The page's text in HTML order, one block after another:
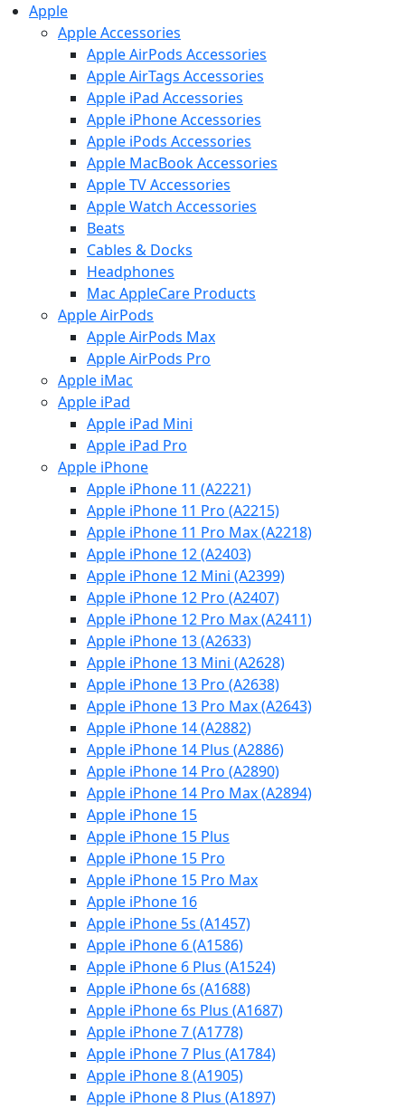
Apple
Apple Accessories
Apple AirPods Accessories
Apple AirTags Accessories
Apple iPad Accessories
Apple iPhone Accessories
Apple iPods Accessories
Apple MacBook Accessories
Apple TV Accessories
Apple Watch Accessories
Beats
Cables & Docks
Headphones
Mac AppleCare Products
Apple AirPods
Apple AirPods Max
Apple AirPods Pro
Apple iMac
Apple iPad
Apple iPad Mini
Apple iPad Pro
Apple iPhone
Apple iPhone 11 (A2221)
Apple iPhone 11 Pro (A2215)
Apple iPhone 11 Pro Max (A2218)
Apple iPhone 12 (A2403)
Apple iPhone 12 Mini (A2399)
Apple iPhone 12 Pro (A2407)
Apple iPhone 12 Pro Max (A2411)
Apple iPhone 13 (A2633)
Apple iPhone 13 Mini (A2628)
Apple iPhone 13 Pro (A2638)
Apple iPhone 13 Pro Max (A2643)
Apple iPhone 14 (A2882)
Apple iPhone 14 Plus (A2886)
Apple iPhone 14 Pro (A2890)
Apple iPhone 14 Pro Max (A2894)
Apple iPhone 15
Apple iPhone 15 Plus
Apple iPhone 15 Pro
Apple iPhone 15 Pro Max
Apple iPhone 16
Apple iPhone 5s (A1457)
Apple iPhone 6 (A1586)
Apple iPhone 6 Plus (A1524)
Apple iPhone 6s (A1688)
Apple iPhone 6s Plus (A1687)
Apple iPhone 7 (A1778)
Apple iPhone 7 Plus (A1784)
Apple iPhone 8 (A1905)
Apple iPhone 8 Plus (A1897)